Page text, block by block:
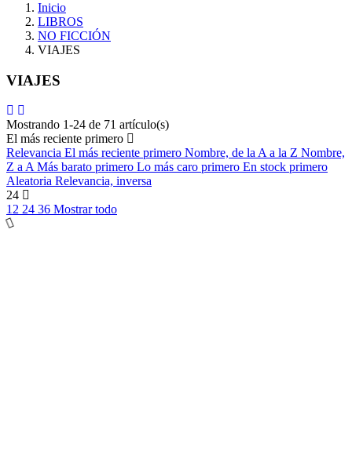
Inicio
LIBROS
NO FICCIÓN
VIAJES
VIAJES
Mostrando 1-24 de 71 artículo(s)
El más reciente primero
Relevancia El más reciente primero Nombre, de la A a la Z Nombre,
Z a AMás barato primero Lo más caro primero En stock primero
Aleatoria Relevancia, inversa
24
12 24 36 Mostrar todo